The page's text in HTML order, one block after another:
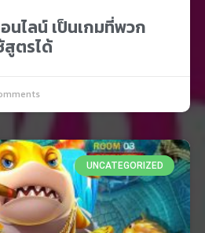
ไลน์ เป็นเกมที่พวก
สูตรได้
UNCATEGORIZED